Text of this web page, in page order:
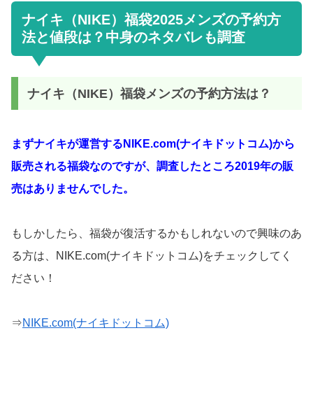
ナイキ（NIKE）福袋2025メンズの予約方
法と値段は？中身のネタバレも調査
ナイキ（NIKE）福袋メンズの予約方法は？
まずナイキが運営するNIKE.com(ナイキドットコム)から
販売される福袋なのですが、調査したところ2019年の販
売はありませんでした。
もしかしたら、福袋が復活するかもしれないので興味のあ
る方は、NIKE.com(ナイキドットコム)をチェックしてく
ださい！
⇒NIKE.com(ナイキドットコム)